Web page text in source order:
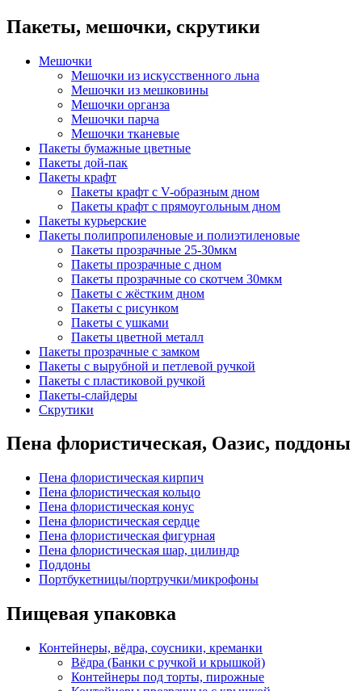
Пакеты, мешочки, скрутики
Мешочки
Мешочки из искусственного льна
Мешочки из мешковины
Мешочки органза
Мешочки парча
Мешочки тканевые
Пакеты бумажные цветные
Пакеты дой-пак
Пакеты крафт
Пакеты крафт с V-образным дном
Пакеты крафт с прямоугольным дном
Пакеты курьерские
Пакеты полипропиленовые и полиэтиленовые
Пакеты прозрачные 25-30мкм
Пакеты прозрачные с дном
Пакеты прозрачные со скотчем 30мкм
Пакеты с жёстким дном
Пакеты с рисунком
Пакеты с ушками
Пакеты цветной металл
Пакеты прозрачные с замком
Пакеты с вырубной и петлевой ручкой
Пакеты с пластиковой ручкой
Пакеты-слайдеры
Скрутики
Пена флористическая, Оазис, поддоны
Пена флористическая кирпич
Пена флористическая кольцо
Пена флористическая конус
Пена флористическая сердце
Пена флористическая фигурная
Пена флористическая шар, цилиндр
Поддоны
Портбукетницы/портручки/микрофоны
Пищевая упаковка
Контейнеры, вёдра, соусники, креманки
Вёдра (Банки с ручкой и крышкой)
Контейнеры под торты, пирожные